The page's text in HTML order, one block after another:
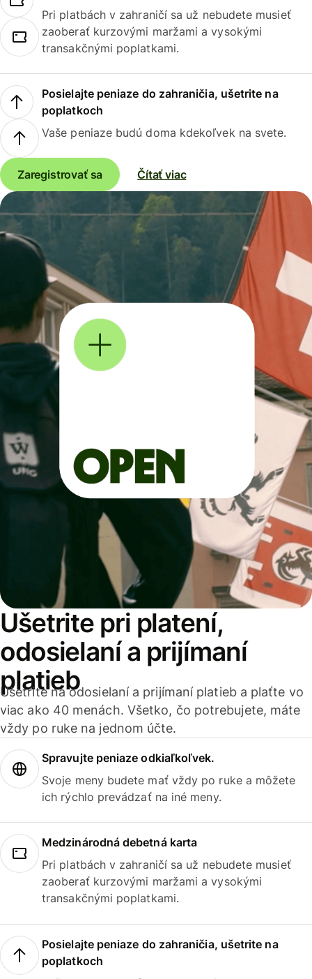
Pri platbách v zahraničí sa už nebudete musieť
zaoberať kurzovými maržami a vysokými
transakčnými poplatkami.
Posielajte peniaze do zahraničia, ušetrite na
poplatkoch
Vaše peniaze budú doma kdekoľvek na svete.
Zaregistrovať sa Čítať viac
Ušetrite pri platení,
odosielaní a prijímaní
platieb
Ušetrite na odosielaní a prijímaní platieb a plaťte vo
viac ako 40 menách. Všetko, čo potrebujete, máte
vždy po ruke na jednom účte.
Spravujte peniaze odkiaľkoľvek.
Svoje meny budete mať vždy po ruke a môžete
ich rýchlo prevádzať na iné meny.
Medzinárodná debetná karta
Pri platbách v zahraničí sa už nebudete musieť
zaoberať kurzovými maržami a vysokými
transakčnými poplatkami.
Posielajte peniaze do zahraničia, ušetrite na
poplatkoch